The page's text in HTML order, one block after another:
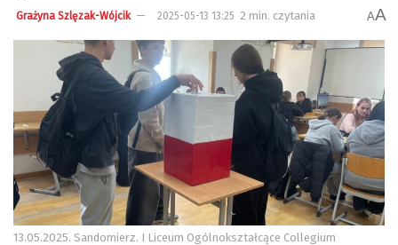
Grażyna Szlęzak-Wójcik 2025-05-13 13:25 2 min. czytania AA
13.05.2025. Sandomierz. I Liceum Ogólnokształcące Collegium